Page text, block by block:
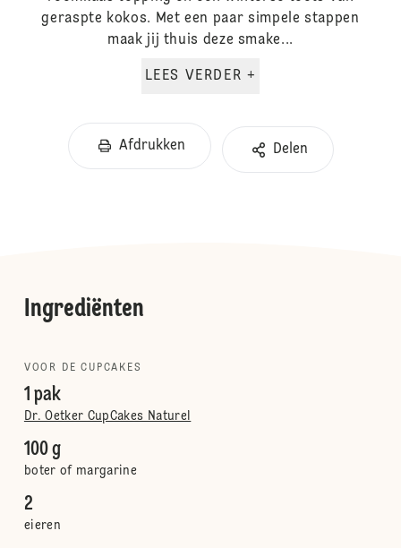
geraspte kokos. Met een paar simpele stappen
maak jij thuis deze smake...
LEES VERDER +
Afdrukken Delen
Ingrediënten
VOOR DE CUPCAKES
1 pak
Dr. Oetker CupCakes Naturel
100 g
boter of margarine
2
eieren